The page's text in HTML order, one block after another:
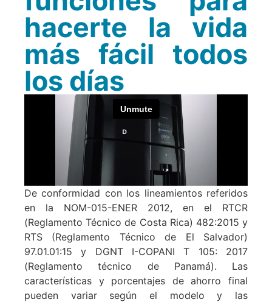
hacerte la vida
más fácil todos
los días
De conformidad con los lineamientos referidos
en la NOM-015-ENER 2012, en el RTCR
(Reglamento Técnico de Costa Rica) 482:2015 y
RTS (Reglamento Técnico de El Salvador)
97.01.01:15 y DGNT I-COPANI T 105: 2017
(Reglamento técnico de Panamá). Las
características y porcentajes de ahorro final
pueden variar según el modelo y las